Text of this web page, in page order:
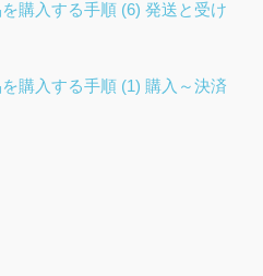
購入する手順 (6) 発送と受け
購入する手順 (1) 購入～決済